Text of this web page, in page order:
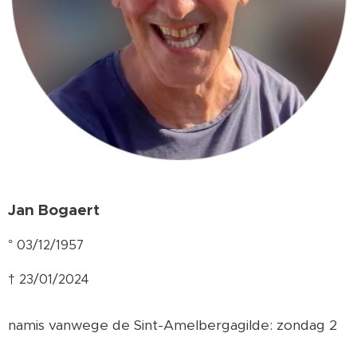
Jan Bogaert
° 03/12/1957
† 23/01/2024
namis vanwege de Sint-Amelbergagilde: zondag 2